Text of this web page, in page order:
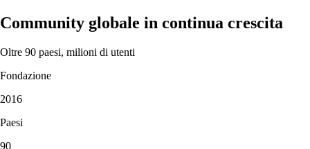
Community globale in continua crescita
Oltre 90 paesi, milioni di utenti
Fondazione
2016
Paesi
90